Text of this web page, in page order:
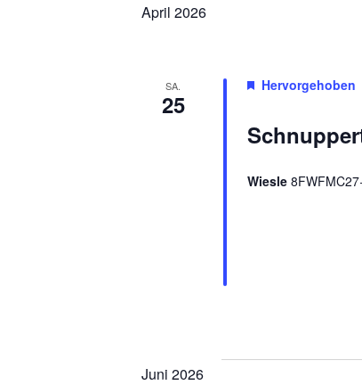
April 2026
SA.
25
Hervorgehoben
Wiesle
Juni 2026